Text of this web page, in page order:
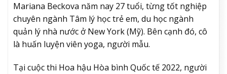
Mariana Beckova năm nay 27 tuổi, từng tốt nghiệp
chuyên ngành Tâm lý học trẻ em, du học ngành
quản lý nhà nước ở New York (Mỹ). Bên cạnh đó, cô
là huấn luyện viên yoga, người mẫu.
Tại cuộc thi Hoa hậu Hòa bình Quốc tế 2022, người